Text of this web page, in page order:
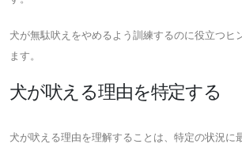
犬が無駄吠えをやめるよう訓練するのに役立つヒ
ます。
犬が吠える理由を特定する
犬が吠える理由を理解することは、特定の状況に